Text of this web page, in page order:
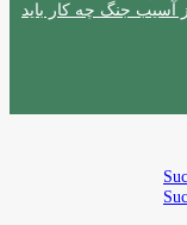
آسیب جنگ چه کار باید